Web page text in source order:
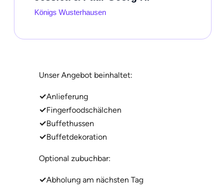
Königs Wusterhausen
Unser Angebot beinhaltet:
Anlieferung
Fingerfoodschälchen
Buffethussen
Buffetdekoration
Optional zubuchbar:
Abholung am nächsten Tag